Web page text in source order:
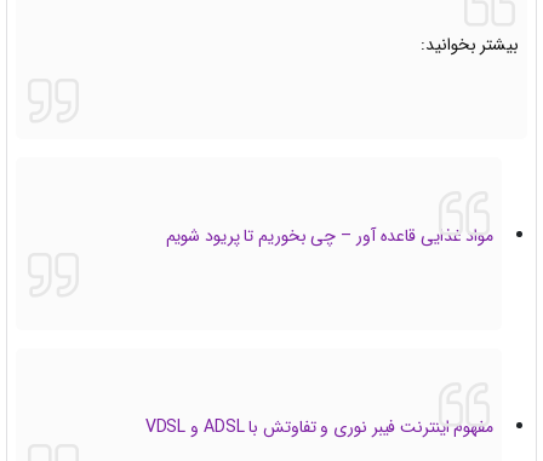
بیشتر بخوانید:
مواد غذایی قاعده آور – چی بخوریم تا پریود شویم
مفهوم اینترنت فیبر نوری و تفاوتش با ADSL و VDSL